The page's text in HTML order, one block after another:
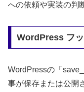
への依頼や実装の判
WordPress フ
WordPressの「
事が保存または公開